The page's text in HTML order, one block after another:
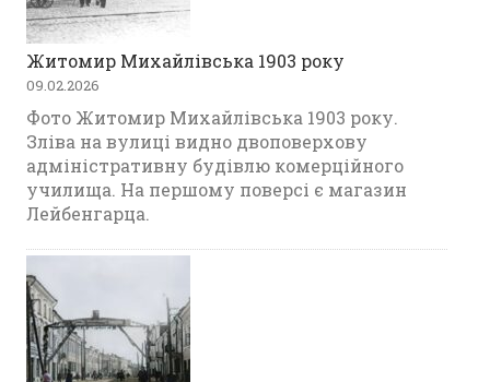
Житомир Михайлівська 1903 року
09.02.2026
Фото Житомир Михайлівська 1903 року.
Зліва на вулиці видно двоповерхову
адміністративну будівлю комерційного
училища. На першому поверсі є магазин
Лейбенгарца.